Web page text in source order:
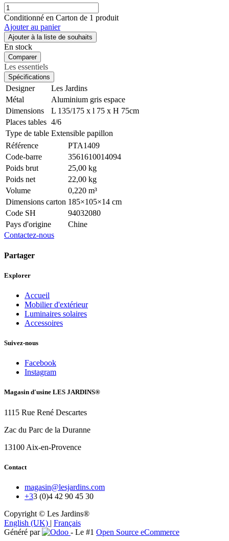
Conditionné en Carton de 1 produit
Ajouter au panier
Ajouter à la liste de souhaits
En stock
Comparer
Les essentiels
Spécifications
Designer
Les Jardins
Métal
Aluminium gris espace
Dimensions
L 135/175 x l 75 x H 75cm
Places tables 4/6
Type de table Extensible papillon
Référence
PTA1409
Code-barre
3561610014094
Poids brut
25,00 kg
Poids net
22,00 kg
Volume
0,220 m³
Dimensions carton 185×105×14 cm
Code SH
94032080
Pays d'origine
Chine
Contactez-nous
Partager
Explorer
Accueil
Mobilier d'extérieur
Luminaires solaires
Accessoires
Suivez-nous
Facebook
Instagram
Magasin d'usine LES JARDINS®
1115 Rue René Descartes
Zac du Parc de la Duranne
13100 Aix-en-Provence
Contact
magasin@lesjardins.com
+33 (0)4 42 90 45 30
Copyright © Les Jardins®
English (UK) | Français
Généré par
- Le #1 Open Source eCommerce